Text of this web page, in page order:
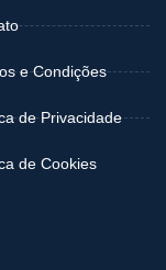
e Condições
de Privacidade
de Cookies